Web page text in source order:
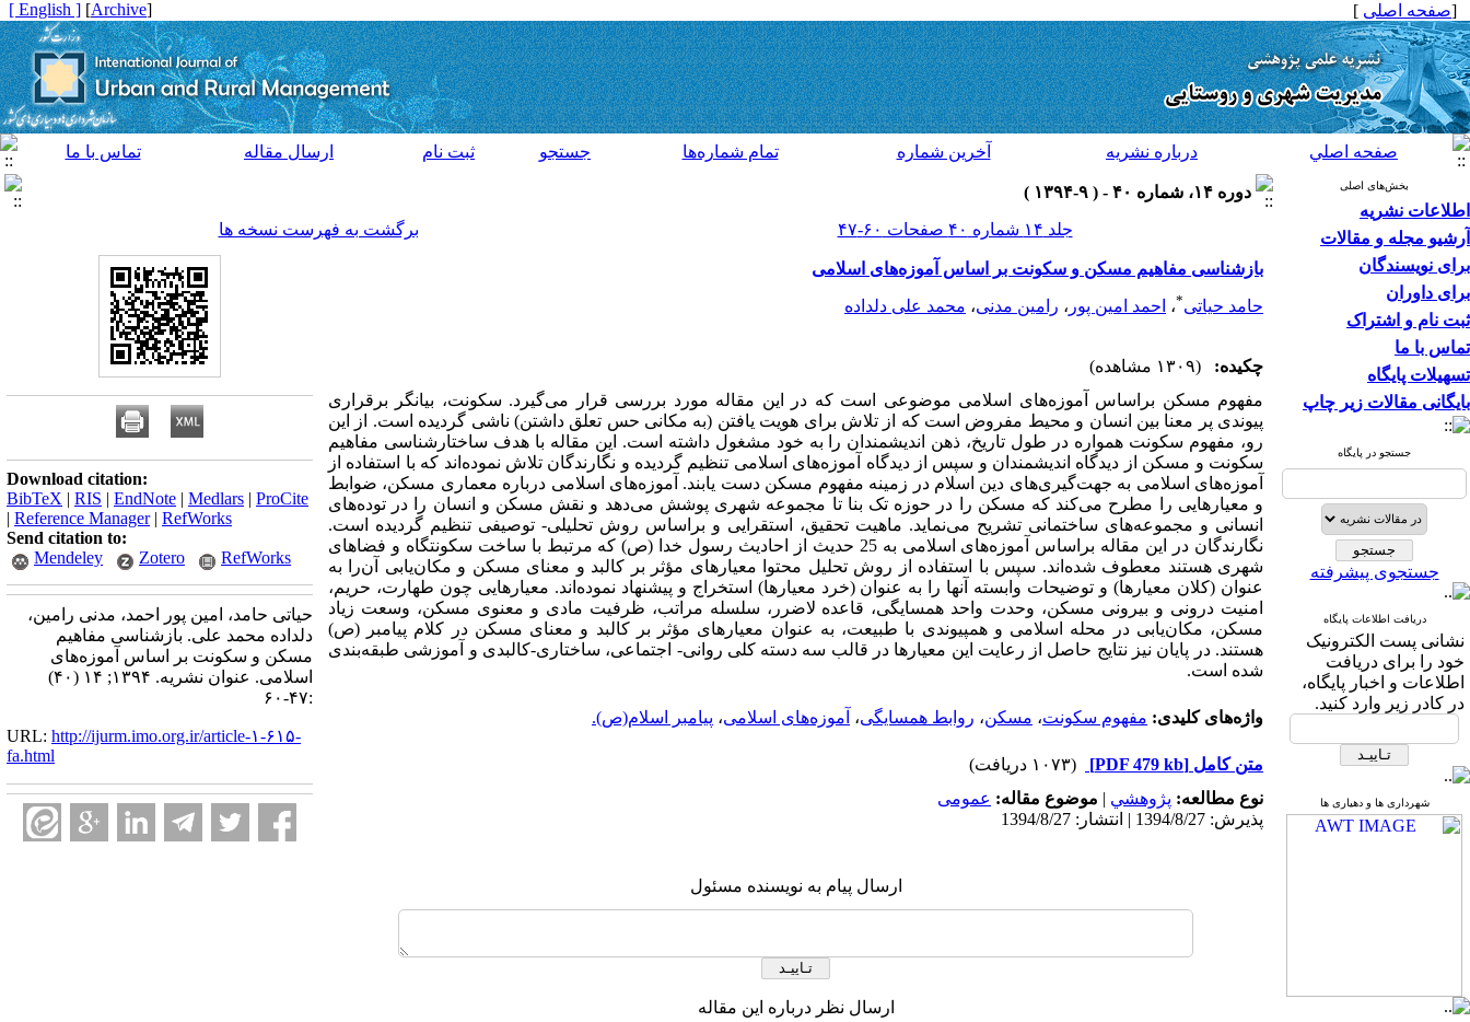
[صفحه اصلی ]
[
Archive
]
[ English ]
صفحه اصلي درباره نشريه آخرين شماره تمام شماره‌ها جستجو ثبت نام ارسال مقاله تماس با ما
بخش‌های اصلی
اطلاعات نشریه
آرشیو مجله و مقالات
برای نویسندگان
برای داوران
ثبت نام و اشتراک
تماس با ما
تسهیلات پایگاه
بایگانی مقالات زیر چاپ
جستجو در پایگاه
جستجوی پیشرفته
دریافت اطلاعات پایگاه
نشانی پست الکترونیک
خود را برای دریافت
اطلاعات و اخبار پایگاه،
در کادر زیر وارد کنید.
شهرداری ها و دهیاری ها
دوره ۱۴، شماره ۴۰ - ( ۹-۱۳۹۴ )
جلد ۱۴ شماره ۴۰ صفحات ۶۰-۴۷
برگشت به فهرست نسخه ها
بازشناسی مفاهیم مسکن و سکونت بر اساس آموزه‌های اسلامی
حامد حیاتی*، احمد امین پور ، رامین مدنی، محمد علی دلداده
چکیده:
(۱۳۰۹ مشاهده)
مفهوم مسکن براساس آموزه‌های اسلامی موضوعی است که در این مقاله مورد بررسی قرار می‌گیرد. سکونت، بیانگر برقراری
پیوندی پر معنا بین انسان و محیط مفروض است که از تلاش برای هویت یافتن (به مکانی حس تعلق داشتن) ناشی گردیده است. از این
رو، مفهوم سکونت همواره در طول تاریخ، ذهن اندیشمندان را به خود مشغول داشته است. این مقاله با هدف ساختارشناسی مفاهیم
سکونت و مسکن از دیدگاه اندیشمندان و سپس از دیدگاه آموزه‌های اسلامی تنظیم گردیده و نگارندگان تلاش نموده‌اند که با استفاده از
آموزه‌های اسلامی به جهت‌گیری‌های دین اسلام در زمینه مفهوم مسکن دست یابند. آموزه‌های اسلامی درباره معماری مسکن، ضوابط
و معیارهایی را مطرح می‌کند که مسکن را در حوزه تک بنا تا مجموعه شهری پوشش می‌دهد و نقش مسکن و انسان را در توده‌های
انسانی و مجموعه‌های ساختمانی تشریح می‌نماید. ماهیت تحقیق، استقرایی و براساس روش تحلیلی- توصیفی تنظیم گردیده است.
نگارندگان در این مقاله براساس آموزه‌های اسلامی به 25 حدیث از احادیث رسول خدا (ص) که مرتبط با ساخت سکونتگاه و فضاهای
شهری هستند معطوف شده‌اند. سپس با استفاده از روش تحلیل محتوا معیارهای مؤثر بر کالبد و معنای مسکن و مکان‌یابی آن‌را به
عنوان (کلان معیارها) و توضیحات وابسته آنها را به عنوان (خرد معیارها) استخراج و پیشنهاد نموده‌اند. معیارهایی چون طهارت، حریم،
امنیت درونی و بیرونی مسکن، وحدت واحد همسایگی، قاعده لاضرر، سلسله مراتب، ظرفیت مادی و معنوی مسکن، وسعت زیاد
مسکن، مکان‌یابی در محله اسلامی و همپیوندی با طبیعت، به عنوان معیارهای مؤثر بر کالبد و معنای مسکن در کلام پیامبر (ص)
هستند. در پایان نیز نتایج حاصل از رعایت این معیارها در قالب سه دسته کلی روانی- اجتماعی، ساختاری-کالبدی و آموزشی طبقه‌بندی
شده است.
واژه‌های کلیدی: مفهوم سکونت، مسکن، روابط همسایگی، آموزه‌های اسلامی، پیامبر اسلام(ص).
متن کامل [PDF 479 kb]
(۱۰۷۳ دریافت)
نوع مطالعه: پژوهشي | موضوع مقاله: عمومى
پذیرش: 1394/8/27 | انتشار: 1394/8/27
ارسال پیام به نویسنده مسئول
ارسال نظر درباره این مقاله
Download citation:
BibTeX | RIS | EndNote | Medlars | ProCite
| Reference Manager| RefWorks
Send citation to:
Mendeley
Zotero RefWorks
حیاتی حامد، امین پور احمد، مدنی رامین،
دلداده محمد علی. بازشناسی مفاهیم
مسکن و سکونت بر اساس آموزه‌های
اسلامی. عنوان نشریه. ۱۳۹۴; ۱۴ (۴۰)
:۴۷-۶۰
URL: http://ijurm.imo.org.ir/article-۱-۶۱۵-
fa.html